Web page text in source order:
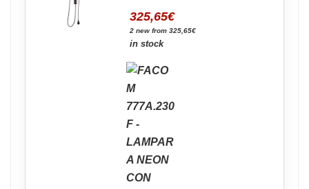
325,65€
2 new from 325,65€
in stock